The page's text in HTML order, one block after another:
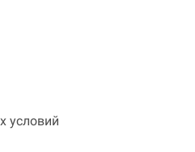
условий